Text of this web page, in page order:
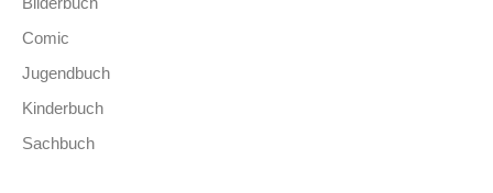
Comic
Jugendbuch
Kinderbuch
Sachbuch